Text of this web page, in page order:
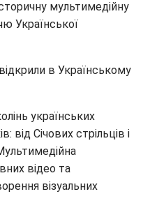
мультимедійну
Української
в Українському
українських
від Січових стрільців і
відео та
візуальних